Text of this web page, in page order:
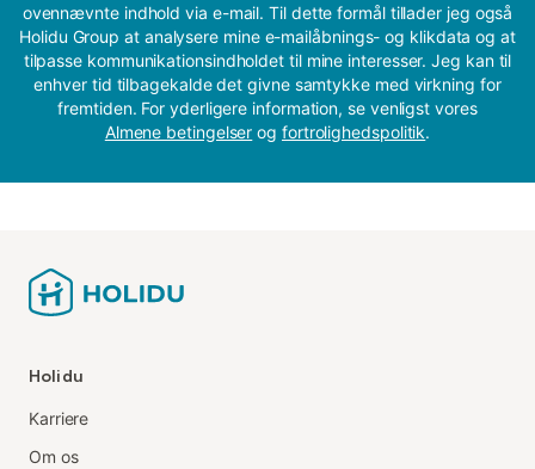
ovennævnte indhold via e-mail. Til dette formål tillader jeg også
Holidu Group at analysere mine e-mailåbnings- og klikdata og at
tilpasse kommunikationsindholdet til mine interesser. Jeg kan til
enhver tid tilbagekalde det givne samtykke med virkning for
fremtiden. For yderligere information, se venligst vores
Almene betingelser og fortrolighedspolitik.
Holidu
Karriere
Om os